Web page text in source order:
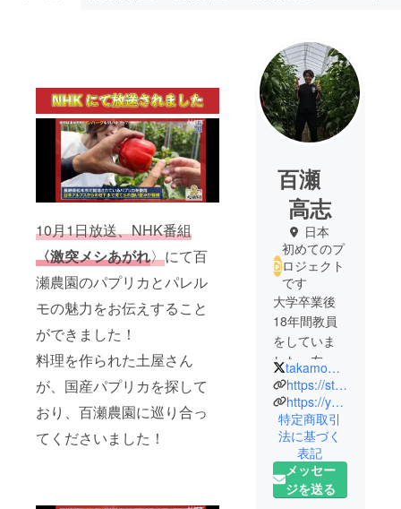
10月1日放送、NHK番組
〈激突メシあがれ〉にて百
瀬農園のパプリカとパレル
モの魅力をお伝えすること
ができました！
料理を作られた土屋さん
が、国産パプリカを探して
おり、百瀬農園に巡り合っ
てくださいました！
百瀬
高志
日本
初めてのプ
ロジェクト
です
大学卒業後
18年間教員
をしていま
した。友人
の紹介で知
り合ったパ
プリカ農家
さんと出
会ったこと
で、パプリ
カやパレル
takamomo0412
https://stand.fm/channels/626b1cb3fd1be6fc46750763
https://youtube.com/@mo2-1978?si=zysxbOvwAe__wbar
特定商取引
法に基づく
表記
メッセー
ジを送る